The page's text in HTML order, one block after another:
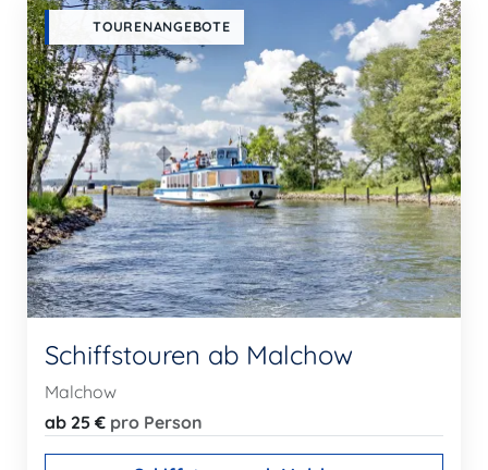
TOURENANGEBOTE
Schiffstouren ab Malchow
Malchow
ab 25 € pro Person